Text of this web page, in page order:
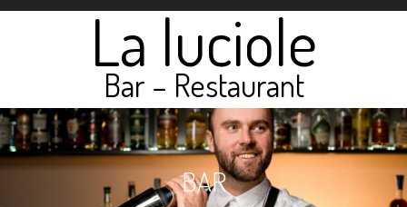
La luciole
Bar – Restaurant
BAR